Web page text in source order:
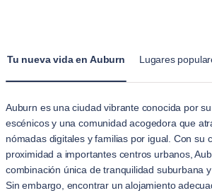
Tu nueva vida en Auburn Lugares
Auburn es una ciudad vibrante conocida por
escénicos y una comunidad acogedora que
nómadas digitales y familias por igual. Con su
proximidad a importantes centros urbanos,
combinación única de tranquilidad suburbana
Sin embargo, encontrar un alojamiento